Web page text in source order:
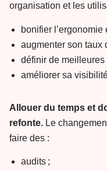
organisation et les
bonifier l’ergonomie
augmenter son taux
définir de meilleures
améliorer sa
Allouer du temps et
refonte. Le
faire des :
audits ;